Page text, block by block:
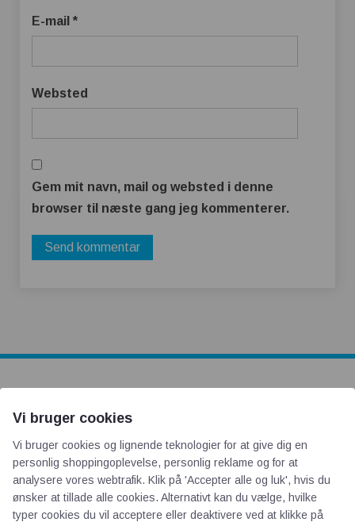
E-mail *
Websted
Gem mit navn, mail og websted i denne
browser til næste gang jeg kommenterer.
Om os
Priser
Kontakt
Persondata
Vi bruger cookies
Vi bruger cookies og lignende teknologier for at give dig en
personlig shoppingoplevelse, personlig reklame og for at
analysere vores webtrafik. Klik på 'Accepter alle og luk', hvis du
ønsker at tillade alle cookies. Alternativt kan du vælge, hvilke
typer cookies du vil acceptere eller deaktivere ved at klikke på